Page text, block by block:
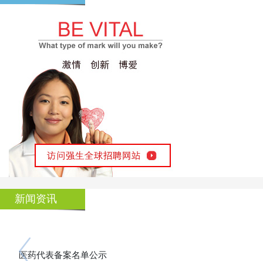
新闻资讯
医药代表备案名单公示